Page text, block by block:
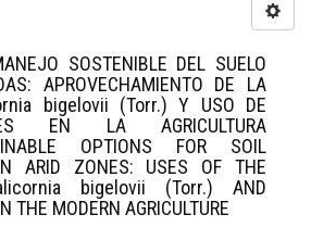
SOSTENIBLE DEL SUELO
APROVECHAMIENTO DE LA
bigelovii (Torr.) Y USO DE
EN LA AGRICULTURA
OPTIONS FOR SOIL
ARID ZONES: USES OF THE
bigelovii (Torr.) AND
THE MODERN AGRICULTURE